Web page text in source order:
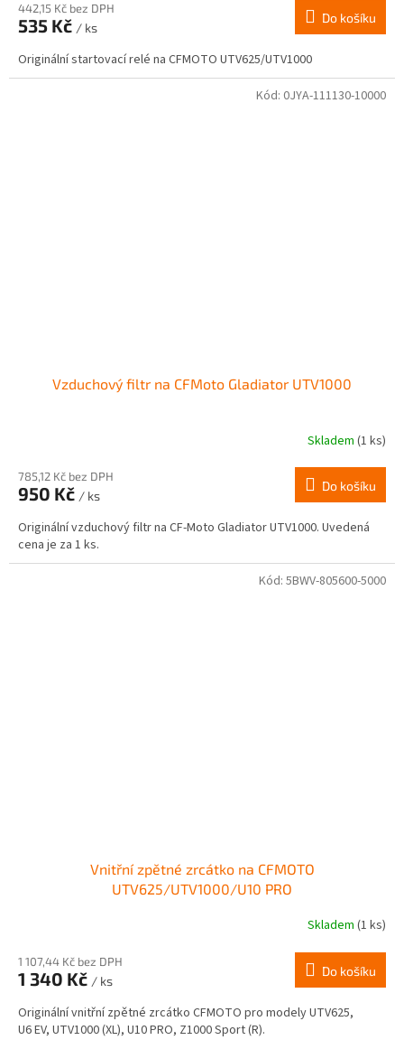
442,15 Kč bez DPH
535 Kč / ks
Do košíku
Originální startovací relé na CFMOTO UTV625/UTV1000
Vzduchový filtr na CFMoto Gladiator UTV1000
Skladem (1 ks)
785,12 Kč bez DPH
950 Kč / ks
Do košíku
Originální vzduchový filtr na CF-Moto Gladiator UTV1000. Uvedená
cena je za 1 ks.
Kód: 0JYA-111130-10000
Vnitřní zpětné zrcátko na CFMOTO
UTV625/UTV1000/U10 PRO
Skladem (1 ks)
1 107,44 Kč bez DPH
1 340 Kč / ks
Do košíku
Originální vnitřní zpětné zrcátko CFMOTO pro modely UTV625,
U6 EV, UTV1000 (XL), U10 PRO, Z1000 Sport (R).
Kód: 5BWV-805600-5000